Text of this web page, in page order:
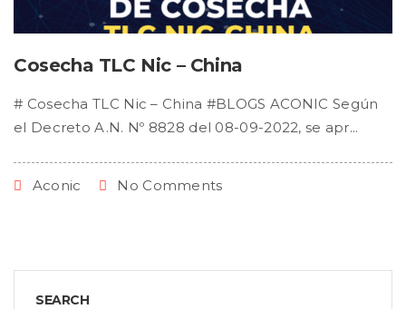
Cosecha TLC Nic – China
# Cosecha TLC Nic – China #BLOGS ACONIC Según
el Decreto A.N. Nº 8828 del 08-09-2022, se apr...
Aconic No Comments
SEARCH